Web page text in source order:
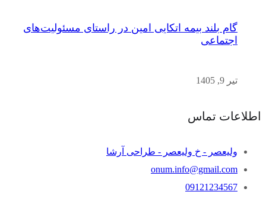
گام بلند بیمه اتکایی امین در راستای مسئولیت‌های
اجتماعی
تیر 9, 1405
اطلاعات تماس
ولیعصر - خ ولیعصر - طراحی آرشا
onum.info@gmail.com
09121234567